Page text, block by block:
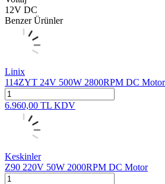
12V DC
Benzer Ürünler
Linix
114ZYT 24V 500W 2800RPM DC
6.960,00 TL KDV
Keskinler
Z90 220V 50W 2000RPM DC Motor